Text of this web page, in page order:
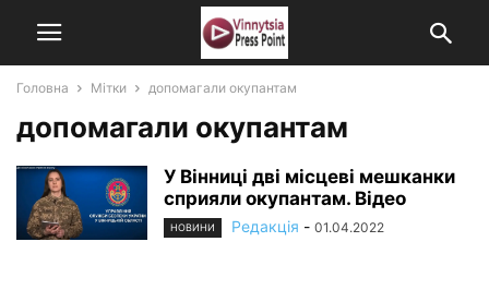
Головна Мітки допомагали окупантам
допомагали окупантам
У Вінниці дві місцеві мешканки
сприяли окупантам. Відео
НОВИНИ Редакція - 01.04.2022